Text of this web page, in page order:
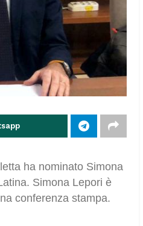
ha nominato Simona
Simona Lepori è
conferenza stampa.